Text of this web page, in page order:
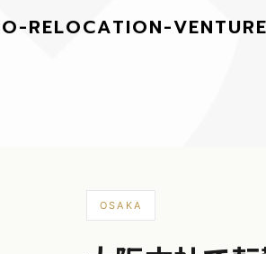
O-RELOCATION-VENTURE
OSAKA